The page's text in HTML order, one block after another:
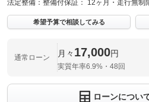
法定整備： 整備付保証： 12ヶ月・走行無制
希望予算で相談してみる
通常ローン 月々 17,000円
実質年率6.9%・48回
ローンについ